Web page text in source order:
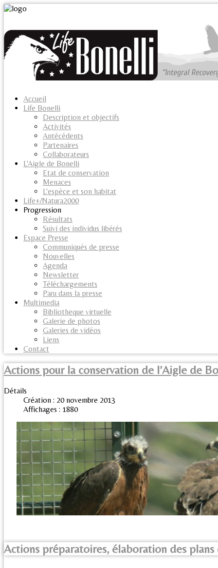
Accueil
Life Bonelli
Description et objectifs
Activités
Antécédents
Partenaires
Collaborateurs
L'Aigle de Bonelli
Etat de conservation
Menaces
L'espèce et son habitat
Life+/Natura2000
Progression
Résultats
Suivi des individus libérés
Espace Presse
Communiqués de presse
Nouvelles
Agenda
Newsletter
Téléchargements
Paru dans la presse
Multimedia
Bibliotheque virtuelle
Galerie de photos
Galeries de vidéos
Liens
Contact
Actions pour la conservation de l’Aigle de
Détails
Création : 20 novembre 2013
Affichages : 1880
Actions préparatoires, élaboration des